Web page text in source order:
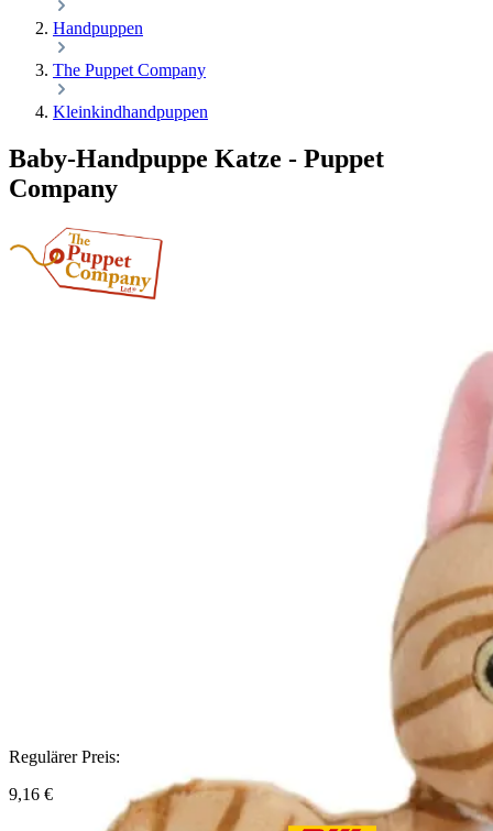
Handpuppen
The Puppet Company
Kleinkindhandpuppen
Baby-Handpuppe Katze - Puppet
Company
Regulärer Preis:
9,16 €